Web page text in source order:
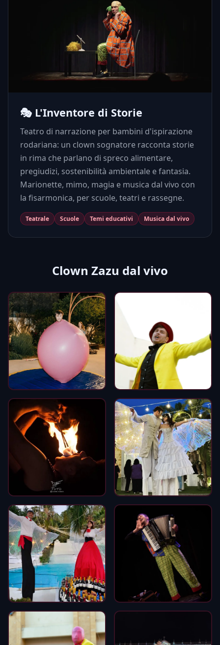
🎭 L'Inventore di Storie
Teatro di narrazione per bambini d'ispirazione
rodariana: un clown sognatore racconta storie
in rima che parlano di spreco alimentare,
pregiudizi, sostenibilità ambientale e fantasia.
Marionette, mimo, magia e musica dal vivo con
la fisarmonica, per scuole, teatri e rassegne.
Teatrale Scuole Temi educativi Musica dal vivo
Clown Zazu dal vivo